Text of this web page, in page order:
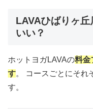
LAVAひばりヶ
いい？
ホットヨガLAVAの料金
す。 コースごとにそれ
す。